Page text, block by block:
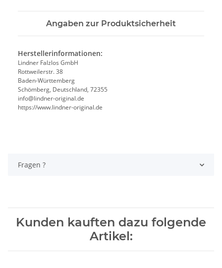
Angaben zur Produktsicherheit
Herstellerinformationen:
Lindner Falzlos GmbH
Rottweilerstr. 38
Baden-Württemberg
Schömberg, Deutschland, 72355
info@lindner-original.de
https://www.lindner-original.de
Fragen ?
Kunden kauften dazu folgende
Artikel: